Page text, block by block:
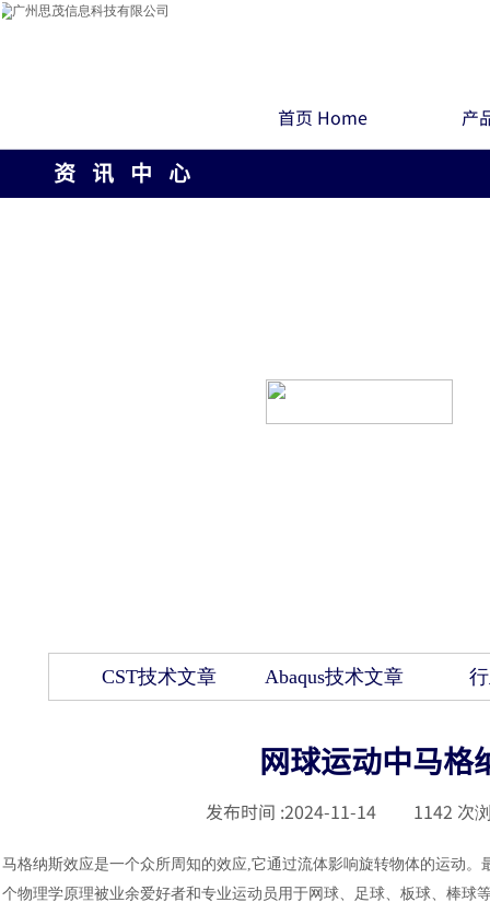
首页 Home 产
资 讯 中 心
CST技术文章 Abaqus技术文章
网球运动中马格
发布时间 :2024-11-14 1142 次
马格纳斯效应是一个众所周知的效应,它通过流体影响旋转物体的运动
个物理学原理被业余爱好者和专业运动员用于网球、足球、板球、棒